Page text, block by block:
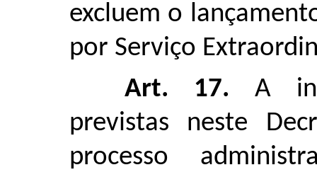
excluem o
por Serviço
Art. 17. A
previstas neste
processo